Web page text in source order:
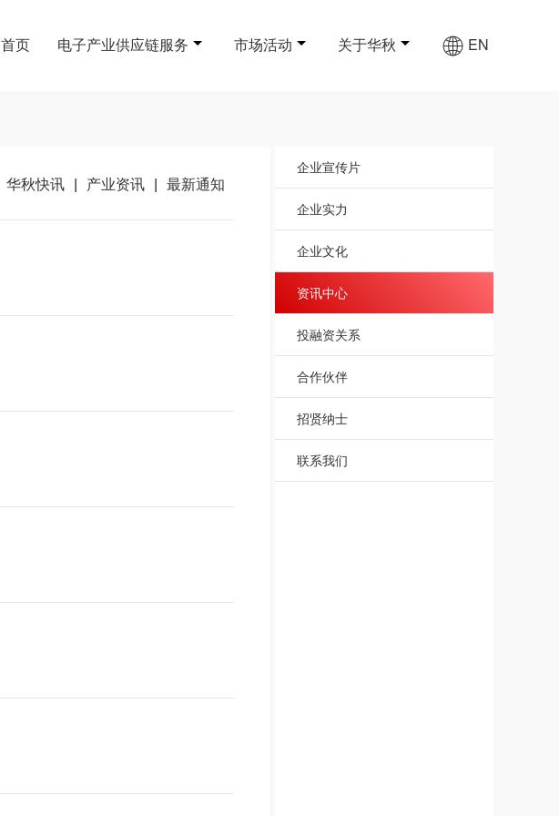
首页 电子产业供应链服务 市场活动 关于华秋 EN
华秋快讯 | 产业资讯 | 最新通知
企业宣传片
企业实力
企业文化
资讯中心
投融资关系
合作伙伴
招贤纳士
联系我们